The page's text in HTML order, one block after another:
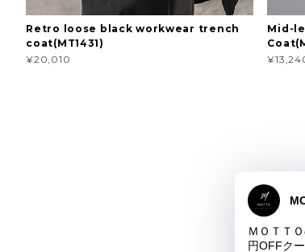
Retro loose black workwear trench
coat(MT1431)
¥20,010
Mid-